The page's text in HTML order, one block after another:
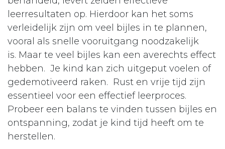
leerresultaten op. Hierdoor kan het soms
verleidelijk zijn om veel bijles in te plannen,
vooral als snelle vooruitgang noodzakelijk
is. Maar te veel bijles kan een averechts effect
hebben. Je kind kan zich uitgeput voelen of
gedemotiveerd raken. Rust en vrije tijd zijn
essentieel voor een effectief leerproces.
Probeer een balans te vinden tussen bijles en
ontspanning, zodat je kind tijd heeft om te
herstellen.